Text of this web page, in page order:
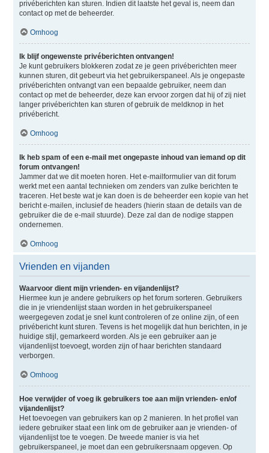
privéberichten kan sturen. Indien dit laatste het geval is, neem dan
contact op met de beheerder.
Omhoog
Ik blijf ongewenste privéberichten ontvangen!
Je kunt gebruikers blokkeren zodat ze je geen privéberichten meer
kunnen sturen, dit gebeurt via het gebruikerspaneel. Als je ongepaste
privéberichten ontvangt van een bepaalde gebruiker, neem dan
contact op met de beheerder, deze kan ervoor zorgen dat hij of zij niet
langer privéberichten kan sturen of gebruik de meldknop in het
privébericht.
Omhoog
Ik heb spam of een e-mail met ongepaste inhoud van iemand op dit
forum ontvangen!
Jammer dat we dit moeten horen. Het e-mailformulier van dit forum
werkt met een aantal technieken om zenders van zulke berichten te
traceren. Het beste wat je kan doen is de beheerder een kopie van het
bericht e-mailen, inclusief de headers (hierin staan de details van de
gebruiker die de e-mail stuurde). Deze zal dan de nodige stappen
ondernemen.
Omhoog
Vrienden en vijanden
Waarvoor dient mijn vrienden- en vijandenlijst?
Hiermee kun je andere gebruikers op het forum sorteren. Gebruikers
die in je vriendenlijst staan worden in het gebruikerspaneel
weergegeven zodat je snel kunt controleren of ze online zijn, of een
privébericht kunt sturen. Tevens is het mogelijk dat hun berichten, in je
huidige stijl, gemarkeerd worden. Als je een gebruiker aan je
vijandenlijst toevoegt, worden zijn of haar berichten standaard
verborgen.
Omhoog
Hoe verwijder of voeg ik gebruikers toe aan mijn vrienden- en/of
vijandenlijst?
Het toevoegen van gebruikers kan op 2 manieren. In het profiel van
iedere gebruiker staat een link om de gebruiker aan je vrienden- of
vijandenlijst toe te voegen. De tweede manier is via het
gebruikerspaneel, je moet dan een gebruikersnaam opgeven. Op